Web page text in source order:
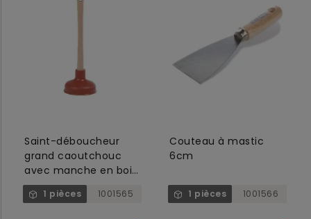
Saint-déboucheur
grand caoutchouc
avec manche en bois
non peinte
1 pièces 1001565
Couteau à mastic
6cm
1 pièces 1001566